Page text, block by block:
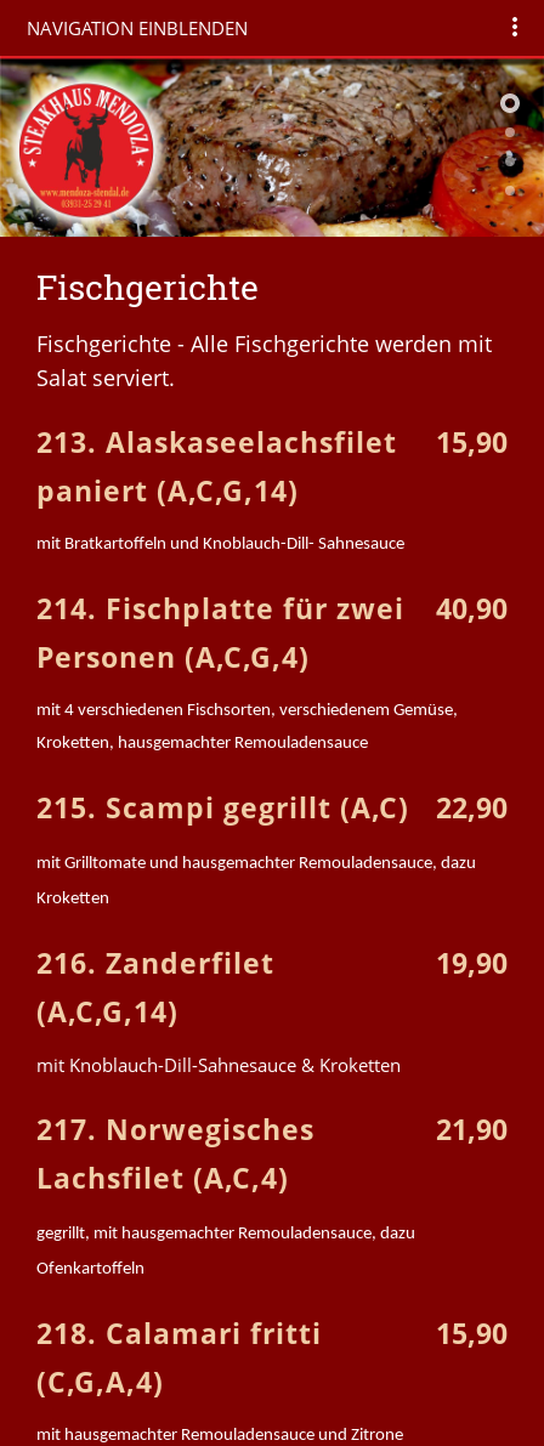
NAVIGATION EINBLENDEN
Fischgerichte
Fischgerichte - Alle Fischgerichte werden mit
Salat serviert.
213. Alaskaseelachsfilet
paniert (A,C,G,14)
15,90
mit Bratkartoffeln und Knoblauch-Dill- Sahnesauce
214. Fischplatte für zwei
Personen (A,C,G,4)
40,90
mit 4 verschiedenen Fischsorten, verschiedenem Gemüse,
Kroketten, hausgemachter Remouladensauce
215. Scampi gegrillt (A,C) 22,90
mit Grilltomate und hausgemachter Remouladensauce, dazu
Kroketten
216. Zanderfilet
(A,C,G,14)
19,90
mit Knoblauch-Dill-Sahnesauce & Kroketten
217. Norwegisches
Lachsfilet (A,C,4)
21,90
gegrillt, mit hausgemachter Remouladensauce, dazu
Ofenkartoffeln
218. Calamari fritti
(C,G,A,4)
15,90
mit hausgemachter Remouladensauce und Zitrone